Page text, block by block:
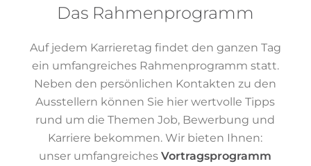
Das Rahmenprogramm
Auf jedem Karrieretag findet den ganzen Tag
ein umfangreiches Rahmenprogramm statt.
Neben den persönlichen Kontakten zu den
Ausstellern können Sie hier wertvolle Tipps
rund um die Themen Job, Bewerbung und
Karriere bekommen. Wir bieten Ihnen:
unser umfangreichesVortragsprogramm